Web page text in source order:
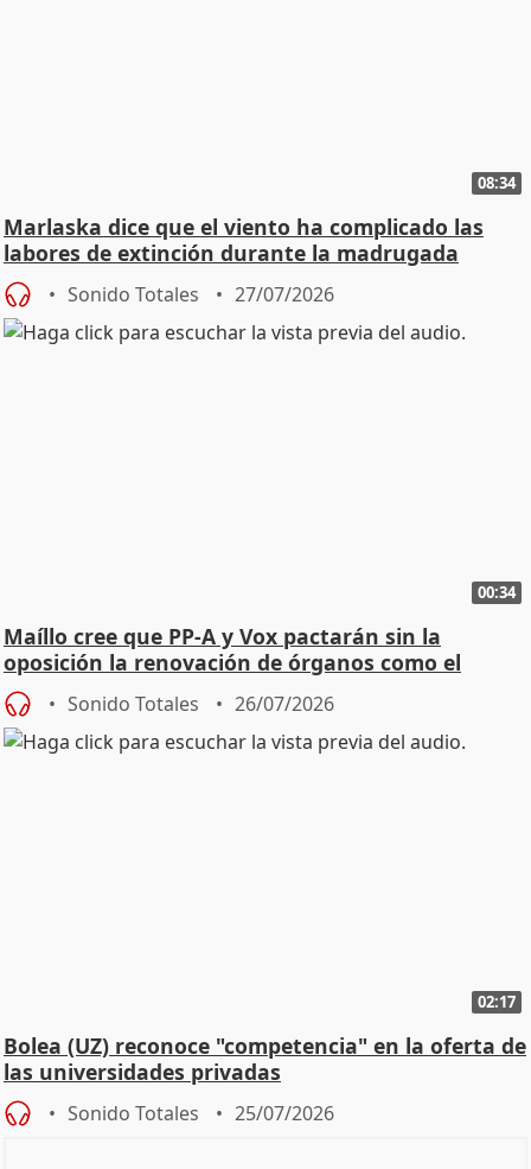
08:34
Marlaska dice que el viento ha complicado las
labores de extinción durante la madrugada
Sonido Totales 27/07/2026
00:34
Maíllo cree que PP-A y Vox pactarán sin la
oposición la renovación de órganos como el
Defensor
Sonido Totales 26/07/2026
02:17
Bolea (UZ) reconoce "competencia" en la oferta de
las universidades privadas
Sonido Totales 25/07/2026